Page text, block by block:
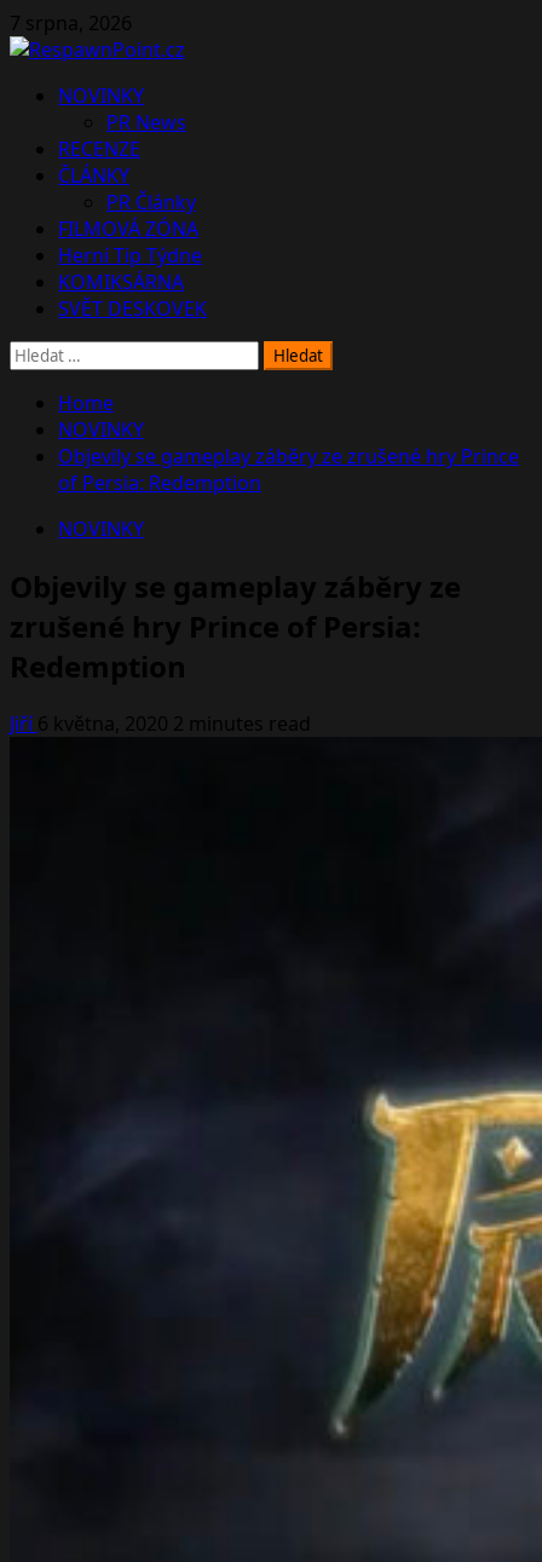
Skip
to
7 srpna, 2026
PrimaryNOVINKY
PR News
RECENZE
ČLÁNKY
PR Články
FILMOVÁ ZÓNA
Herní Tip Týdne
KOMIKSÁRNA
SVĚT DESKOVEK
Vyhledávání
Home
NOVINKY
Objevily se gameplay záběry ze zrušené hry Prince
of Persia: Redemption
NOVINKY
Objevily se gameplay záběry ze
zrušené hry Prince of Persia:
Redemption
Jiří6 května, 2020 2 minutes read